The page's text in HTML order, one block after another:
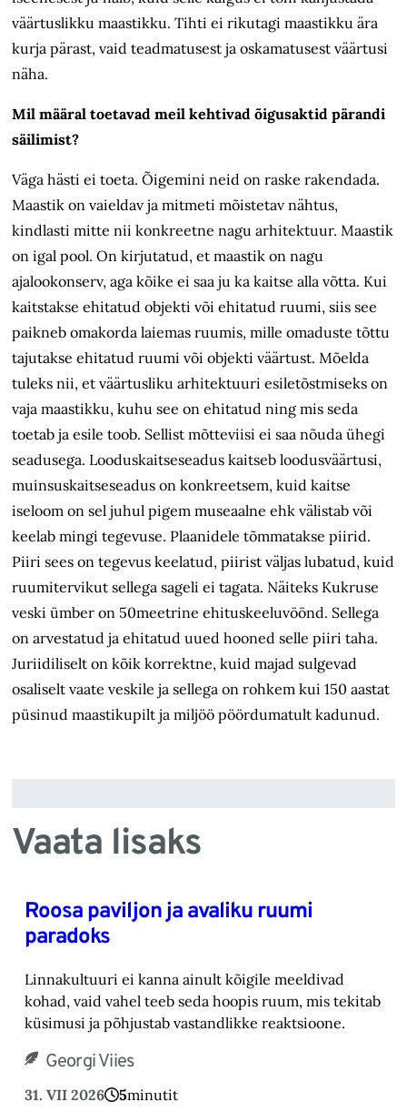
väärtuslikku maastikku. Tihti ei rikutagi maastikku ära
kurja pärast, vaid teadmatusest ja oskamatusest väärtusi
näha.
Mil määral toetavad meil kehtivad õigusaktid pärandi
säilimist?
Väga hästi ei toeta. Õigemini neid on raske rakendada.
Maastik on vaieldav ja mitmeti mõistetav nähtus,
kindlasti mitte nii konkreetne nagu arhitektuur. Maastik
on igal pool. On kirjutatud, et maastik on nagu
ajalookonserv, aga kõike ei saa ju ka kaitse alla võtta. Kui
kaitstakse ehitatud objekti või ehitatud ruumi, siis see
paikneb omakorda laiemas ruumis, mille omaduste tõttu
tajutakse ehitatud ruumi või objekti väärtust. Mõelda
tuleks nii, et väärtusliku arhitektuuri esiletõstmiseks on
vaja maastikku, kuhu see on ehitatud ning mis seda
toetab ja esile toob. Sellist mõtteviisi ei saa nõuda ühegi
seadusega. Looduskaitseseadus kaitseb loodusväärtusi,
muinsuskaitseseadus on konkreetsem, kuid kaitse
iseloom on sel juhul pigem museaalne ehk välistab või
keelab mingi tegevuse. Plaanidele tõmmatakse piirid.
Piiri sees on tegevus keelatud, piirist väljas lubatud, kuid
ruumitervikut sellega sageli ei tagata. Näiteks Kukruse
veski ümber on 50meetrine ehituskeeluvöönd. Sellega
on arvestatud ja ehitatud uued hooned selle piiri taha.
Juriidiliselt on kõik korrektne, kuid majad sulgevad
osaliselt vaate veskile ja sellega on rohkem kui 150 aastat
püsinud maastikupilt ja miljöö pöördumatult kadunud.
Vaata lisaks
Roosa paviljon ja avaliku ruumi
paradoks
Linnakultuuri ei kanna ainult kõigile meeldivad
kohad, vaid vahel teeb seda hoopis ruum, mis tekitab
küsimusi ja põhjustab vastandlikke reaktsioone.
Georgi Viies
31. VII 2026 5minutit